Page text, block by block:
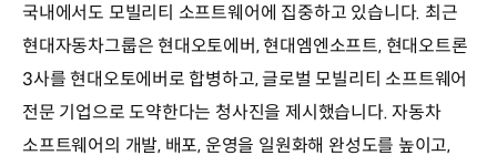
국내에서도 모빌리티 소프트웨어에 집중하고 있습니다. 최근
현대자동차그룹은 현대오토에버, 현대엠엔소프트, 현대오트론
3사를 현대오토에버로 합병하고, 글로벌 모빌리티 소프트웨어
전문 기업으로 도약한다는 청사진을 제시했습니다. 자동차
소프트웨어의 개발, 배포, 운영을 일원화해 완성도를 높이고,